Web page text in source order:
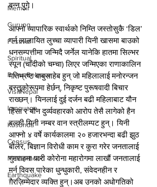
Memoir
Gurung
Festival
Spiritual
Press Release
VisitNepal
Language
Kusunda
Census
Motherhood
Earthquake
बन्न पुगे।
आफ्नो व्यापारिक स्वार्थको निम्ति जस्तोसुकै ‘डिल’
गर्न लालायित लुच्चा व्यापारी यिनी खासमा बाउको
धनसम्पत्तीमा जन्मिदै जर्नेल यानेकि हातमा सिल्भर
स्पून (चाँदीको चम्चा) लिएर जन्मिएका राणाकालिन
मतिभ्रष्ट बाबुसाहेब हुन् जो महिलालाई मनोरन्जन
बस्तुकोरूपमा हेर्छन्, निकृष्ट पुरूषवादी बिचार
राख्छन्। यिनलाई दुई दर्जन बढी महिलाबाट यौन
हिंसा र यौन दुर्व्यवहारको आरोप तेसै लागेको हैन
बल्की यिनी नम्बर वान स्त्रीलम्पट हुन्। यिनी
आफ्नो ४ वर्षे कार्यकालमा २० हजारभन्दा बढी झुठ
बोलेर, बिज्ञान विरोधी काम र कुरा गरेर जनतालाई
गुमराहमा पारी कोरोना महारोगमा लाखौं जनतालाई
मर्न विवस पारेका धुन्धुकारी, संवेदनहीन र
ग़ैरज़िम्मेदार व्यक्ति हुन्।अब उनको अधोगतिको